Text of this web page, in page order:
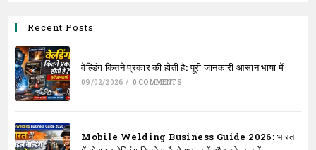
Recent Posts
वेल्डिंग कितने प्रकार की होती है: पूरी जानकारी आसान भाषा में
09/02/2026 / 0 COMMENTS
Mobile Welding Business Guide 2026: भारत